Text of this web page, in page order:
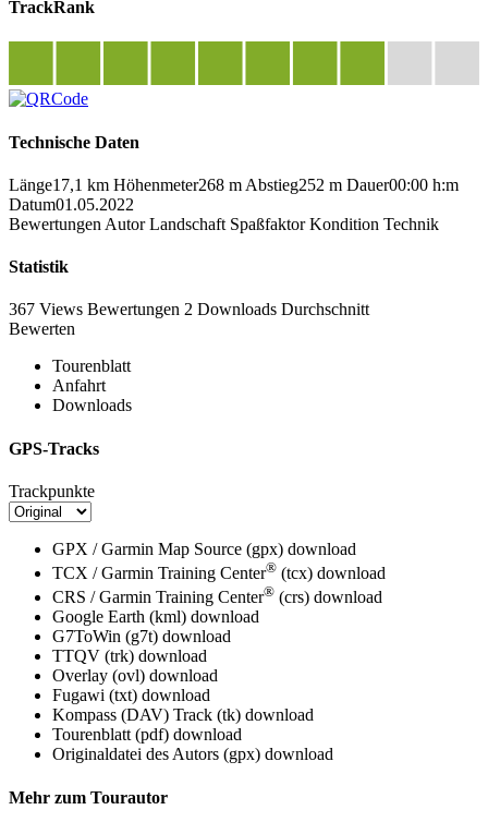
TrackRank
Technische Daten
Länge17,1 km Höhenmeter268 m Abstieg252 m Dauer00:00 h:m
Datum01.05.2022
Bewertungen Autor Landschaft Spaßfaktor Kondition Technik
Statistik
367 Views Bewertungen 2 Downloads Durchschnitt
Bewerten
Tourenblatt
Anfahrt
Downloads
GPS-Tracks
Trackpunkte
GPX / Garmin Map Source (gpx) download
TCX / Garmin Training Center® (tcx) download
CRS / Garmin Training Center® (crs) download
Google Earth (kml) download
G7ToWin (g7t) download
TTQV (trk) download
Overlay (ovl) download
Fugawi (txt) download
Kompass (DAV) Track (tk) download
Tourenblatt (pdf) download
Originaldatei des Autors (gpx) download
Mehr zum Tourautor